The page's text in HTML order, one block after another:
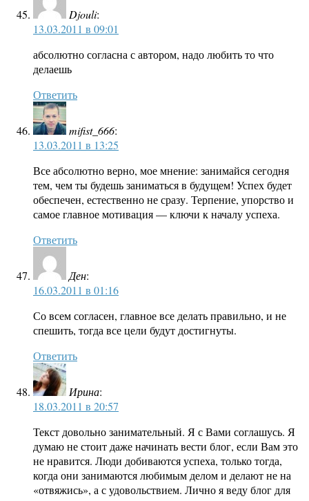
Djouli:
13.03.2011 в 09:01
абсолютно согласна с автором, надо любить то что
делаешь
Ответить
mifist_666:
13.03.2011 в 13:25
Все абсолютно верно, мое мнение: занимайся сегодня
тем, чем ты будешь заниматься в будущем! Успех будет
обеспечен, естественно не сразу. Терпение, упорство и
самое главное мотивация — ключи к началу успеха.
Ответить
Ден:
16.03.2011 в 01:16
Со всем согласен, главное все делать правильно, и не
спешить, тогда все цели будут достигнуты.
Ответить
Ирина:
18.03.2011 в 20:57
Текст довольно занимательный. Я с Вами соглашусь. Я
думаю не стоит даже начинать вести блог, если Вам это
не нравится. Люди добиваются успеха, только тогда,
когда они занимаются любимым делом и делают не на
«отвяжись», а с удовольствием. Лично я веду блог для